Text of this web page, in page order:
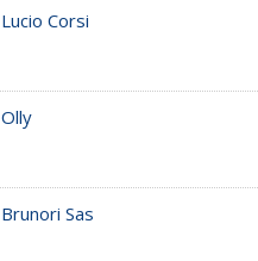
Lucio Corsi
Olly
Brunori Sas